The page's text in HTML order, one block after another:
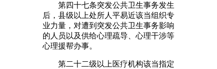
第四十七条突发公共卫生事务发生
后，县级以上处所人平易近该当组织专
业力量，对遭到突发公共卫生事务影响
的人员以及供给心理疏导、心理干涉等
心理援帮办事。
第二十二级以上医疗机构该当指定